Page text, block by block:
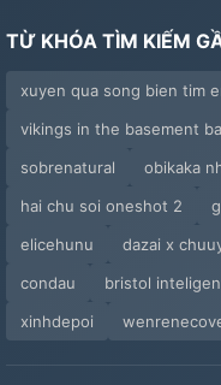
TỪ KHÓA TÌM KIẾM
xuyen qua song bien tim
vikings in the basement
sobrenatural
obikaka
hai chu soi oneshot 2
elicehunu
dazai x
condau
bristol
xinhdepoi